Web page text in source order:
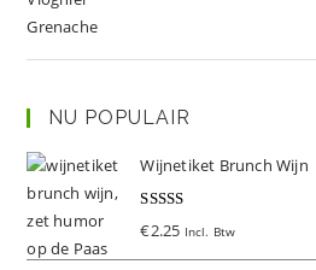
NU POPULAIR
Wijnetiket Brunch Wijn
Gewaardeer
€2.25 Incl. Btw